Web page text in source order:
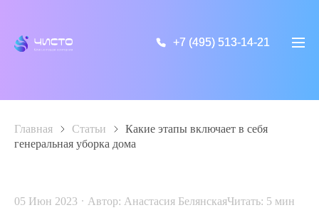
+7 (495) 513-14-21
+7 (495) 513-14-21
Главная > Статьи >
Какие этапы включает в себя
генеральная уборка дома
05 Июн 2023 Автор: Анастасия БелянскаяЧитать: 5 мин